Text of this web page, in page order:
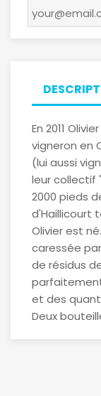
En 2011
vigneron en
(lui aussi
leur collectif
2000 pieds
d'Haillicourt
Olivier est
caressée
de résidus
et des
Deux